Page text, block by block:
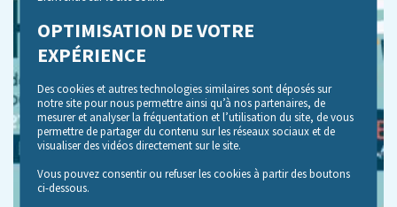
OPTIMISATION DE VOTRE
EXPÉRIENCE
Des cookies et autres technologies similaires sont déposés sur
notre site pour nous permettre ainsi qu’à nos partenaires, de
mesurer et analyser la fréquentation et l’utilisation du site, de vous
permettre de partager du contenu sur les réseaux sociaux et de
visualiser des vidéos directement sur le site.
Vous pouvez consentir ou refuser les cookies à partir des boutons
ci-dessous.